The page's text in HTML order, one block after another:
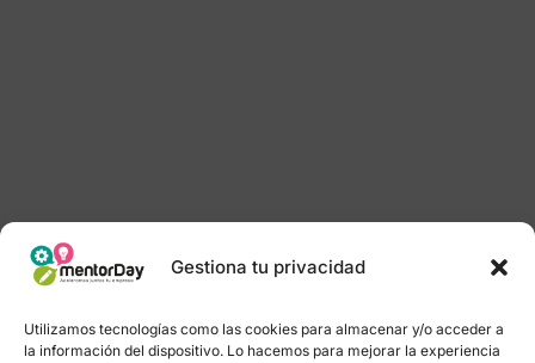
Gestiona tu privacidad
Utilizamos tecnologías como las cookies para almacenar y/o acceder a
la información del dispositivo. Lo hacemos para mejorar la experiencia